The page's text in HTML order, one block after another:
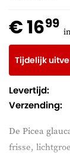
De Picea
frisse,
€ 1699
Tijdelijk
Levertijd:
Verzending: